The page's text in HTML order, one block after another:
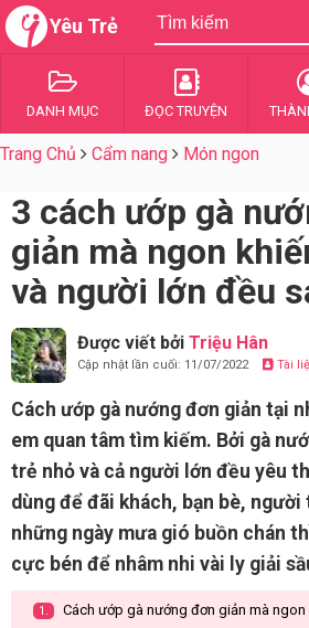
Yêu Trẻ
DANH MỤC ĐỌC TRUYỆN
Trang Chủ Cẩm nang Món ngon
3 cách ướp gà
giản mà ngon
và người lớn đều
Được viết bởi Triệu Hân
Cập nhật lần cuối: 11/07/2022 Tài
Cách ướp gà nướng đơn giản tại
em quan tâm tìm kiếm. Bởi gà
trẻ nhỏ và cả người lớn đều yêu
dùng để đãi khách, bạn bè,
những ngày mưa gió buồn chán
cực bén để nhâm nhi vài ly giải
1. Cách ướp gà nướng đơn giản mà ngon